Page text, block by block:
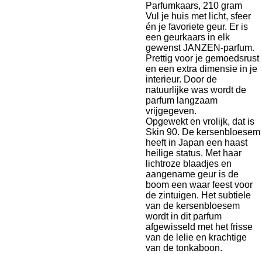
Parfumkaars, 210 gram
Vul je huis met licht, sfeer
én je favoriete geur. Er is
een geurkaars in elk
gewenst JANZEN-parfum.
Prettig voor je gemoedsrust
en een extra dimensie in je
interieur. Door de
natuurlijke was wordt de
parfum langzaam
vrijgegeven.
Opgewekt en vrolijk, dat is
Skin 90. De kersenbloesem
heeft in Japan een haast
heilige status. Met haar
lichtroze blaadjes en
aangename geur is de
boom een waar feest voor
de zintuigen. Het subtiele
van de kersenbloesem
wordt in dit parfum
afgewisseld met het frisse
van de lelie en krachtige
van de tonkaboon.